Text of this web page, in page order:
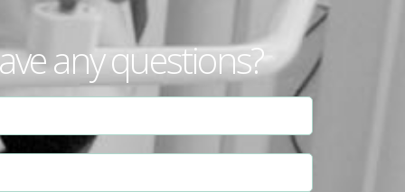
any questions?